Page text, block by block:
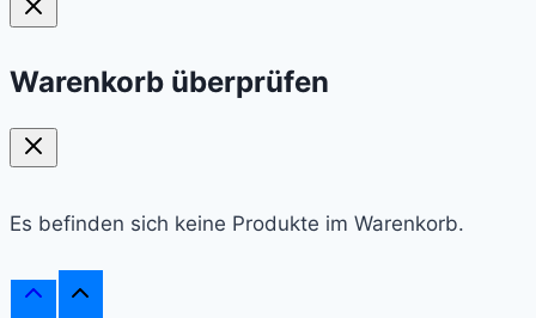
Warenkorb überprüfen
Es befinden sich keine Produkte im Warenkorb.